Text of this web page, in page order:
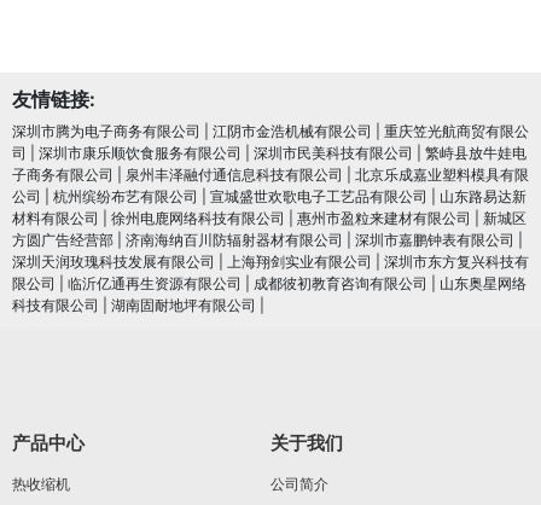
友情链接:
深圳市腾为电子商务有限公司 江阴市金浩机械有限公司
重庆笠光航商贸有限公
司
深圳市康乐顺饮食服务有限公司 深圳市民美科技有限公司
繁峙县放牛娃电
子商务有限公司
泉州丰泽融付通信息科技有限公司
北京乐成嘉业塑料模具有限
公司
杭州缤纷布艺有限公司 宣城盛世欢歌电子工艺品有限公司
山东路易达新
材料有限公司
徐州电鹿网络科技有限公司 惠州市盈粒来建材有限公司
新城区
方圆广告经营部
济南海纳百川防辐射器材有限公司 深圳市嘉鹏钟表有限公司
深圳天润玫瑰科技发展有限公司
上海翔剑实业有限公司
深圳市东方复兴科技有
限公司
临沂亿通再生资源有限公司 成都彼初教育咨询有限公司
山东奥星网络
科技有限公司
湖南固耐地坪有限公司
产品中心
热收缩机
关于我们
公司简介